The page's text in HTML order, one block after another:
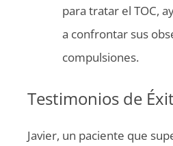
para tratar el TOC,
a confrontar sus
compulsiones.
Testimonios de
Javier, un paciente que